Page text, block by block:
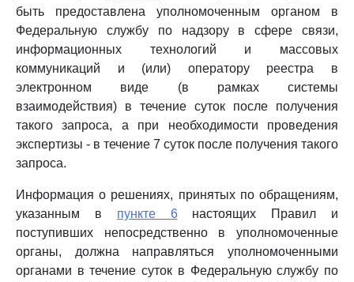
быть предоставлена уполномоченным органом в
Федеральную службу по надзору в сфере связи,
информационных технологий и массовых
коммуникаций и (или) оператору реестра в
электронном виде (в рамках системы
взаимодействия) в течение суток после получения
такого запроса, а при необходимости проведения
экспертизы - в течение 7 суток после получения такого
запроса.
Информация о решениях, принятых по обращениям,
указанным в пункте 6настоящих Правил и
поступивших непосредственно в уполномоченные
органы, должна направляться уполномоченными
органами в течение суток в Федеральную службу по